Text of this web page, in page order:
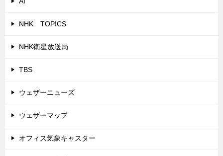
NHK TOPICS
NHK衛星放送局
TBS
ウェザーニューズ
ウェザーマップ
オフィス気象キャスター